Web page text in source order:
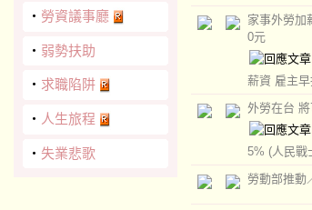
‧ 勞資議事廳
‧ 弱勢扶助
‧ 求職陷阱
‧ 人生旅程
‧ 失業悲歌
家事外勞加
0元
薪資 雇主早
外勞在台
5% (人民戰
勞動部推動